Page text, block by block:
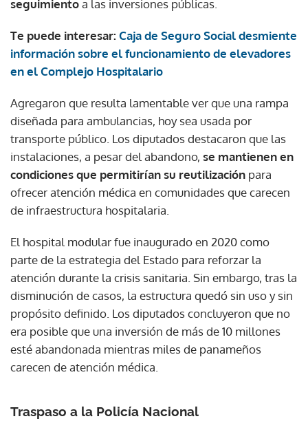
seguimientoa las inversiones públicas.
Te puede interesar: Caja de Seguro Social desmiente
información sobre el funcionamiento de elevadores
en el Complejo Hospitalario
Agregaron que resulta lamentable ver que una rampa
diseñada para ambulancias, hoy sea usada por
transporte público. Los diputados destacaron que las
instalaciones, a pesar del abandono, se mantienen en
condiciones que permitirían su reutilización para
ofrecer atención médica en comunidades que carecen
de infraestructura hospitalaria.
El hospital modular fue inaugurado en 2020 como
parte de la estrategia del Estado para reforzar la
atención durante la crisis sanitaria. Sin embargo, tras la
disminución de casos, la estructura quedó sin uso y sin
propósito definido. Los diputados concluyeron que no
era posible que una inversión de más de 10 millones
esté abandonada mientras miles de panameños
carecen de atención médica.
Traspaso a la Policía Nacional